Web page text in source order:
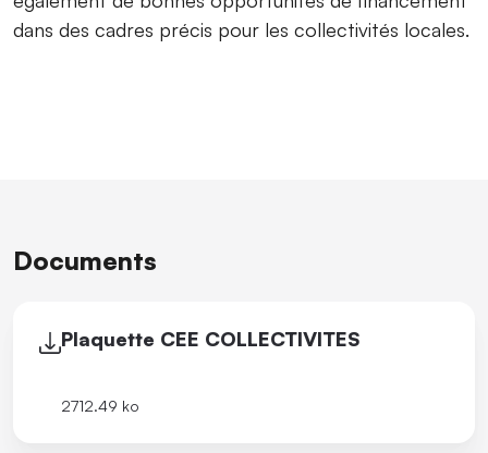
dans des cadres précis pour les collectivités locales.
Documents
Plaquette CEE COLLECTIVITES
2712.49 ko